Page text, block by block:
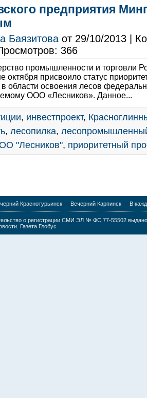
предприятия
Баязитова от 29/10/2013 |
366
промышленности и торговли
октября присвоило статус
в области освоения лесов
ООО «Лесников». Данное...
, инвестпроект,
, лесопилка,
"Лесников", приоритетный
Краснотурьинск Вечерний Карпинск В
о регистрации СМИ ЭЛ № ФС 77-55502
Газета Глобус